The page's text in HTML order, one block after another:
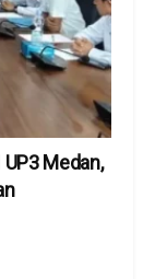
Medan,